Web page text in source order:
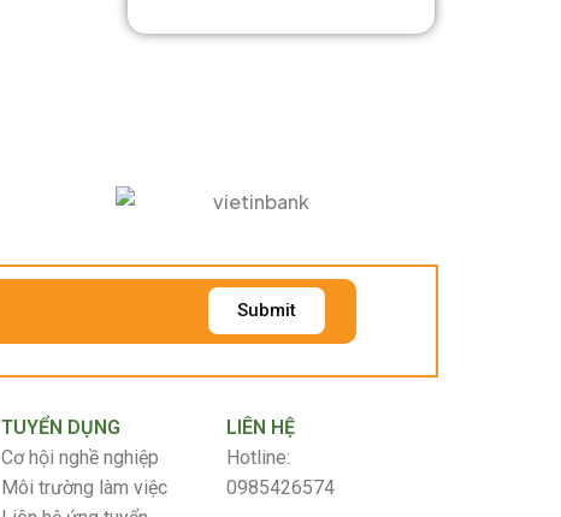
Submit
TUYỂN DỤNG
Cơ hội nghề nghiệp
Môi trường làm việc
LIÊN HỆ
Hotline:
0985426574